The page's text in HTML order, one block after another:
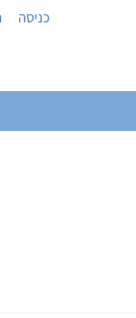
כניסה